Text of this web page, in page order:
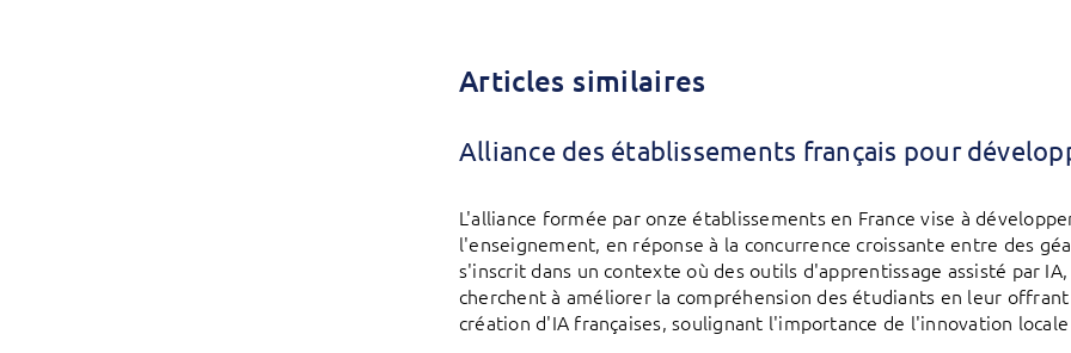
Articles similaires
Alliance des établissements français pour
L'alliance formée par onze établissements en France vise à
l'enseignement, en réponse à la concurrence croissante entre des
s'inscrit dans un contexte où des outils d'apprentissage assisté par
cherchent à améliorer la compréhension des étudiants en leur
création d'IA françaises, soulignant l'importance de l'innovation